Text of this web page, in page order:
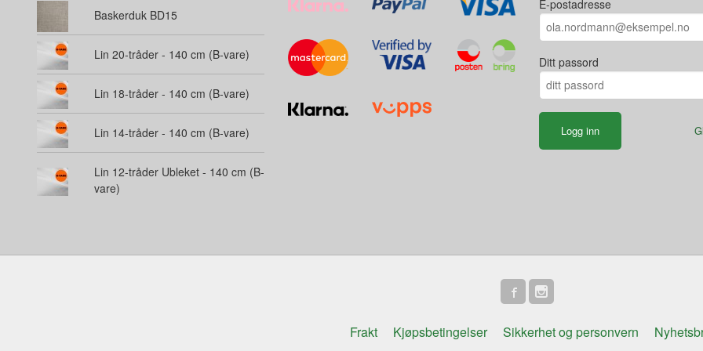
Baskerduk BD15
Lin 20-tråder - 140 cm (B-vare)
Lin 18-tråder - 140 cm (B-vare)
Lin 14-tråder - 140 cm (B-vare)
Lin 12-tråder Ubleket - 140 cm (B-
vare)
E-postadresse
Ditt passord
Frakt Kjøpsbetingelser Sikkerhet og personvern